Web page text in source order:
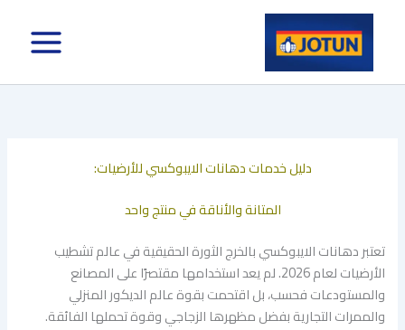
المحتوى
دليل خدمات دهانات الايبوكسي للأرضيات:
المتانة والأناقة في منتج واحد
​تعتبر دهانات الايبوكسي بالخرج الثورة الحقيقية في عالم تشطيب
الأرضيات لعام 2026. لم يعد استخدامها مقتصرًا على المصانع
والمستودعات فحسب، بل اقتحمت بقوة عالم الديكور المنزلي
والممرات التجارية بفضل مظهرها الزجاجي وقوة تحملها الفائقة.